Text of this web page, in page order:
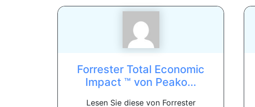
Forrester Total Economic
Impact ™ von Peako...
Lesen Sie diese von Forrester